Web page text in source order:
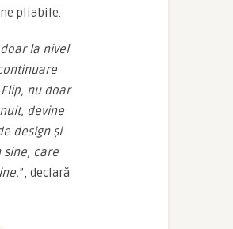
pliabile.
la nivel
nu doar
devine
design și
care
”, declară